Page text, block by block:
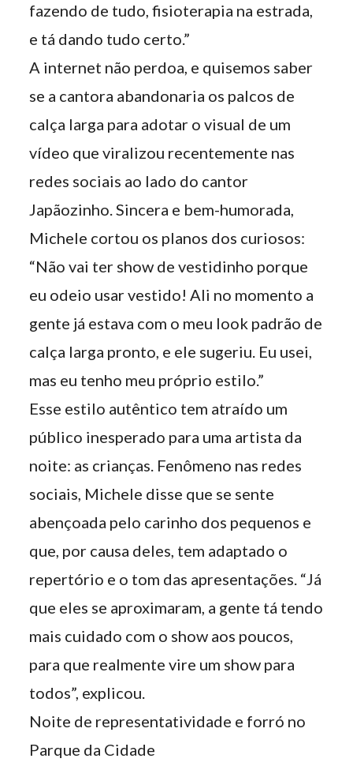
fazendo de tudo, fisioterapia na estrada,
e tá dando tudo certo.”
A internet não perdoa, e quisemos saber
se a cantora abandonaria os palcos de
calça larga para adotar o visual de um
vídeo que viralizou recentemente nas
redes sociais ao lado do cantor
Japãozinho. Sincera e bem-humorada,
Michele cortou os planos dos curiosos:
“Não vai ter show de vestidinho porque
eu odeio usar vestido! Ali no momento a
gente já estava com o meu look padrão de
calça larga pronto, e ele sugeriu. Eu usei,
mas eu tenho meu próprio estilo.”
Esse estilo autêntico tem atraído um
público inesperado para uma artista da
noite: as crianças. Fenômeno nas redes
sociais, Michele disse que se sente
abençoada pelo carinho dos pequenos e
que, por causa deles, tem adaptado o
repertório e o tom das apresentações. “Já
que eles se aproximaram, a gente tá tendo
mais cuidado com o show aos poucos,
para que realmente vire um show para
todos”, explicou.
Noite de representatividade e forró no
Parque da Cidade